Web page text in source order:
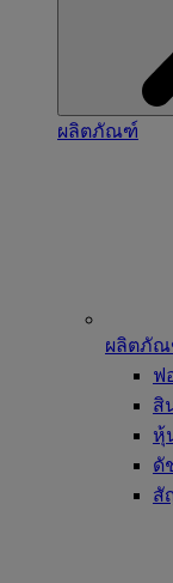
ผลิตภัณฑ์
ผลิตภั
ฟ
สิ
หุ้
ดั
สั